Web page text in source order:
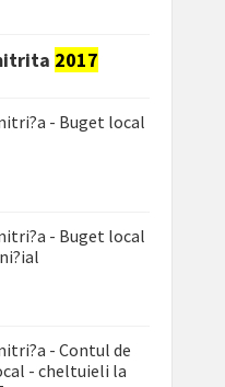
2017
- Buget local
- Buget local
- Contul de
- cheltuieli la